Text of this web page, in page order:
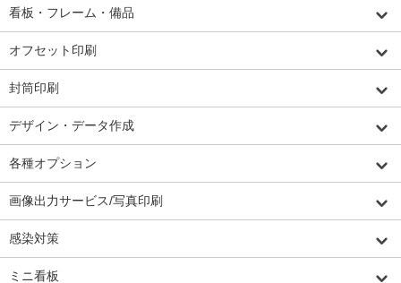
看板・フレーム・備品
オフセット印刷
封筒印刷
デザイン・データ作成
各種オプション
画像出力サービス/写真印刷
感染対策
ミニ看板